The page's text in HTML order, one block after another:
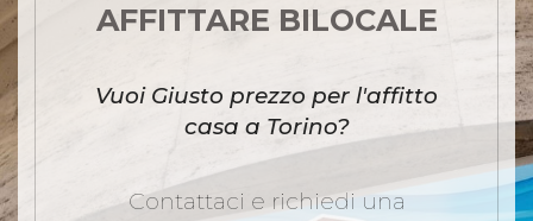
AFFITTARE BILOCALE
Vuoi Giusto prezzo per l'affitto
casa a Torino?
Contattaci e richiedi una